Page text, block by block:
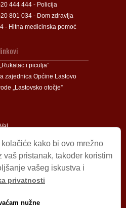
444 444 - Policija
801 034 - Dom zdravlja
- Hitna medicinska pomoć
i piculja”
zajednica Općine Lastovo
„Lastovsko otočje”
2026 Općina Lastovo.
kako bi ovo mrežno
pristanak, također koristim
vašeg iskustva i
privatnosti
nužne